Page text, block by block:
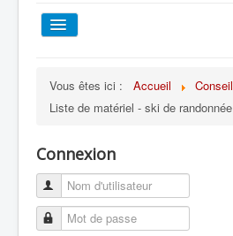
TOUT SUR LE GUMS
ESCALADE
ALPINISME
Vous êtes ici : Accueil
Liste de matériel - ski de randonnée
Connexion